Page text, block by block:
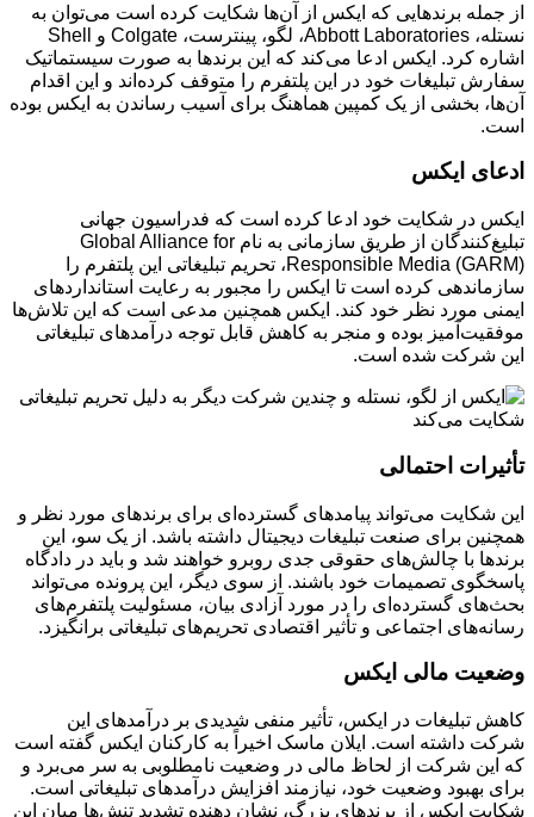
از جمله برندهایی که ایکس از آن‌ها شکایت کرده است می‌توان به
نستله، Abbott Laboratories، لگو، پینترست، Colgate و Shell
اشاره کرد. ایکس ادعا می‌کند که این برندها به صورت سیستماتیک
سفارش تبلیغات خود در این پلتفرم را متوقف کرده‌اند و این اقدام
آن‌ها، بخشی از یک کمپین هماهنگ برای آسیب رساندن به ایکس بوده
است.
ادعای ایکس
ایکس در شکایت خود ادعا کرده است که فدراسیون جهانی
تبلیغ‌کنندگان از طریق سازمانی به نام Global Alliance for
Responsible Media (GARM)، تحریم تبلیغاتی این پلتفرم را
سازماندهی کرده است تا ایکس را مجبور به رعایت استانداردهای
ایمنی مورد نظر خود کند. ایکس همچنین مدعی است که این تلاش‌ها
موفقیت‌آمیز بوده و منجر به کاهش قابل توجه درآمدهای تبلیغاتی
این شرکت شده است.
تأثیرات احتمالی
این شکایت می‌تواند پیامدهای گسترده‌ای برای برندهای مورد نظر و
همچنین برای صنعت تبلیغات دیجیتال داشته باشد. از یک سو، این
برندها با چالش‌های حقوقی جدی روبرو خواهند شد و باید در دادگاه
پاسخگوی تصمیمات خود باشند. از سوی دیگر، این پرونده می‌تواند
بحث‌های گسترده‌ای را در مورد آزادی بیان، مسئولیت پلتفرم‌های
رسانه‌های اجتماعی و تأثیر اقتصادی تحریم‌های تبلیغاتی برانگیزد.
وضعیت مالی ایکس
کاهش تبلیغات در ایکس، تأثیر منفی شدیدی بر درآمدهای این
شرکت داشته است. ایلان ماسک اخیراً به کارکنان ایکس گفته است
که این شرکت از لحاظ مالی در وضعیت نامطلوبی به سر می‌برد و
برای بهبود وضعیت خود، نیازمند افزایش درآمدهای تبلیغاتی است.
شکایت ایکس از برندهای بزرگ، نشان دهنده تشدید تنش‌ها میان این